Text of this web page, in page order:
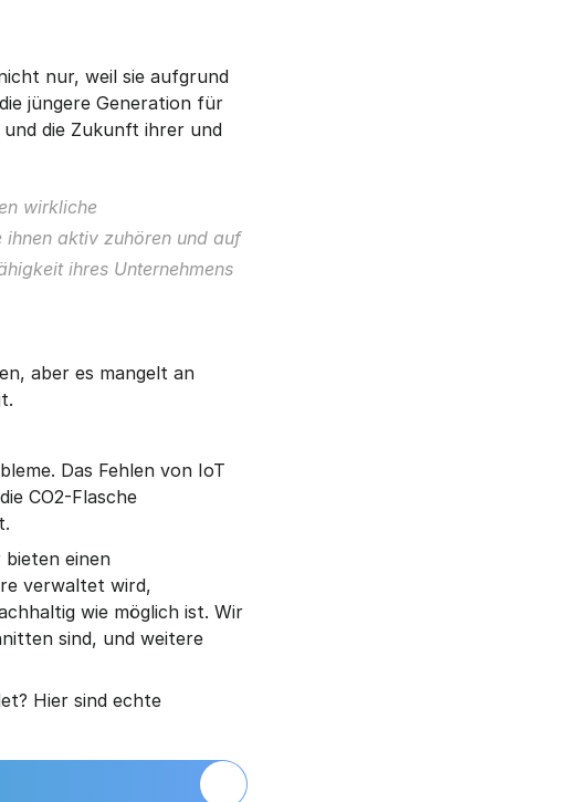
nur, weil sie aufgrund
jüngere Generation für
die Zukunft ihrer und
wirkliche
ihnen aktiv zuhören und auf
ihres Unternehmens
aber es mangelt an
Das Fehlen von IoT
CO2-Flasche
bieten einen
verwaltet wird,
wie möglich ist. Wir
sind, und weitere
Hier sind echte